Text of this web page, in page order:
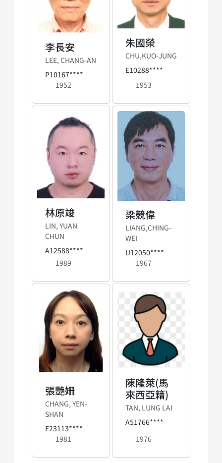
李長安
LEE, CHANG-AN
P10167****
1952
朱國榮
CHU,KUO-JUNG
E10288****
1953
林原竣
LIN, YUAN
CHUN
A12588****
1989
梁競偉
LIANG,CHING-
WEI
U12050****
1967
張艷姍
CHANG, YEN-
SHAN
F23113****
1981
陳隆萊(馬
來西亞籍)
TAN, LUNG LAI
A51766****
1976